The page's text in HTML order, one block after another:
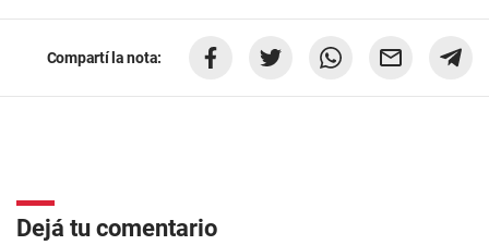
Compartí la nota:
Dejá tu comentario